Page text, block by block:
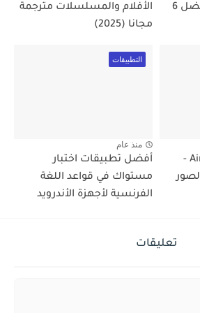
للأندرويد والآيفون - أفضل 6
الأفلام والمسلسلات مترجمة
مجانا (2025)
تحميل تطبيق AirBrush -
التطبيقات
منذ عام
أفضل تطبيقات اختبار
مستواك في قواعد اللغة
الفرنسية لأجهزة الأندرويد
تعليقات